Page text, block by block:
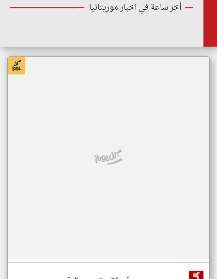
أخر ساعة في اخبار موريتانيا